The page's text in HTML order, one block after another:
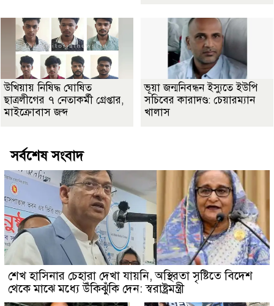
উখিয়ায় নিষিদ্ধ ঘোষিত
ছাত্রলীগের ৭ নেতাকর্মী গ্রেপ্তার,
মাইক্রোবাস জব্দ
ভূয়া জন্মনিবন্ধন ইস্যুতে ইউপি
সচিবের কারাদণ্ড: চেয়ারম্যান
খালাস
সর্বশেষ সংবাদ
শেখ হাসিনার চেহারা দেখা যায়নি, অস্থিরতা সৃষ্টিতে বিদেশ
থেকে মাঝে মধ্যে উঁকিঝুঁকি দেন: স্বরাষ্ট্রমন্ত্রী